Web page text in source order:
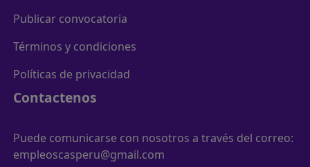
Publicar convocatoria
Términos y condiciones
Políticas de privacidad
Contactenos
Puede comunicarse con nosotros a través del correo:
empleoscasperu@gmail.com